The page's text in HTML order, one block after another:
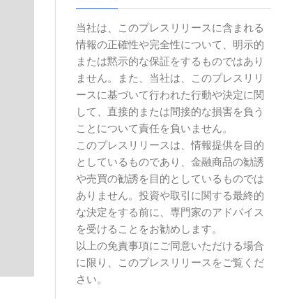
当社は、このプレスリリースに含まれる
情報の正確性や完全性について、明示的
または黙示的な保証をするものではあり
ません。また、当社は、このプレスリリ
ースに基づいて行われた行動や決定に関
して、直接的または間接的な損害を負う
ことについて責任を負いません。
このプレスリリースは、情報提供を目的
としているものであり、金融商品の勧誘
や売買の勧誘を目的としているものでは
ありません。投資や取引に関する最終的
な決定をする前に、専門家のアドバイス
を受けることをお勧めします。
以上の免責事項にご同意いただける場合
に限り、このプレスリリースをご覧くだ
さい。